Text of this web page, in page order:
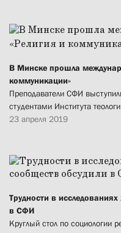
В Минске прошла
коммуникации»
Преподаватели СФИ
студентами Института
23 апреля 2019
Трудности в
в СФИ
Круглый стол по социологии